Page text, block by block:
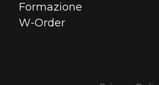
Formazione
W-Order